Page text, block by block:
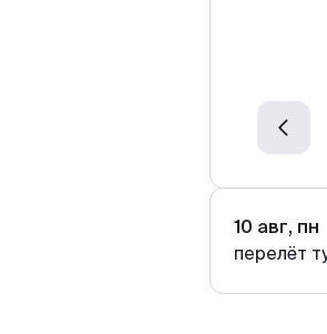
10 авг, пн
перелёт